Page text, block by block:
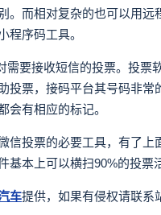
。而相对复杂的也可以用远
程序码工具。
需要接收短信的投票。投票
投票，接码平台其号码非常
会有相应的标记。
信投票的必要工具，有了上
基本上可以横扫90%的投票
车提供，如果有侵权请联系